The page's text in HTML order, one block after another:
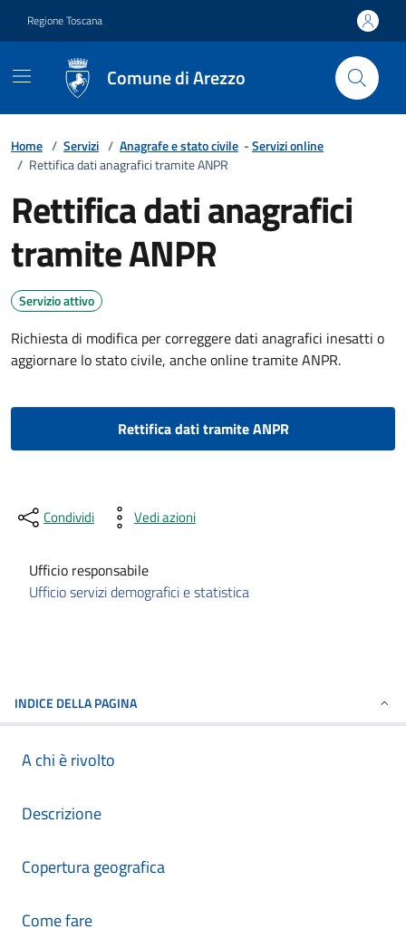
Regione Toscana
Comune di Arezzo
Home / Servizi / Anagrafe e stato civile -Servizi online
/ Rettifica dati anagrafici tramite ANPR
Rettifica dati anagrafici
tramite ANPR
Servizio attivo
Richiesta di modifica per correggere dati anagrafici inesatti o
aggiornare lo stato civile, anche online tramite ANPR.
Rettifica dati tramite ANPR
Condividi Vedi azioni
Ufficio responsabile
Ufficio servizi demografici e statistica
INDICE DELLA PAGINA
A chi è rivolto
Descrizione
Copertura geografica
Come fare